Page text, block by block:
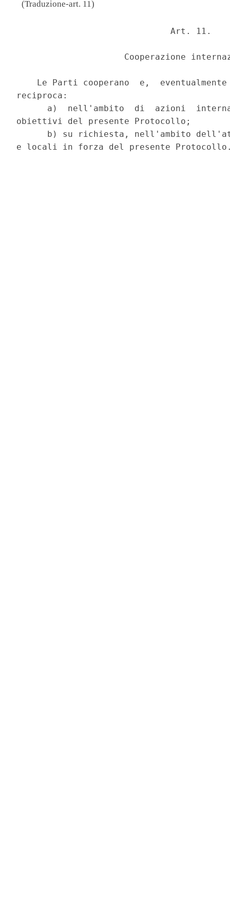
(Traduzione-art. 11)
                              Art. 11.
Cooperazione
Le Parti cooperano  e,
reciproca:
a)  nell'ambito  di  azioni
obiettivi del presente Protocollo;
b) su richiesta, nell'ambito